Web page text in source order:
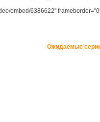
embed/6386622"
Ожидаемые